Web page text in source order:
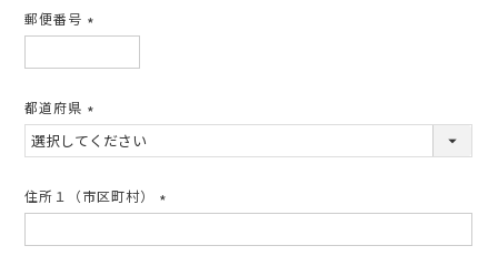
郵便番号
須)
都道府県
(必
須)
住所１（市区町村）
須)